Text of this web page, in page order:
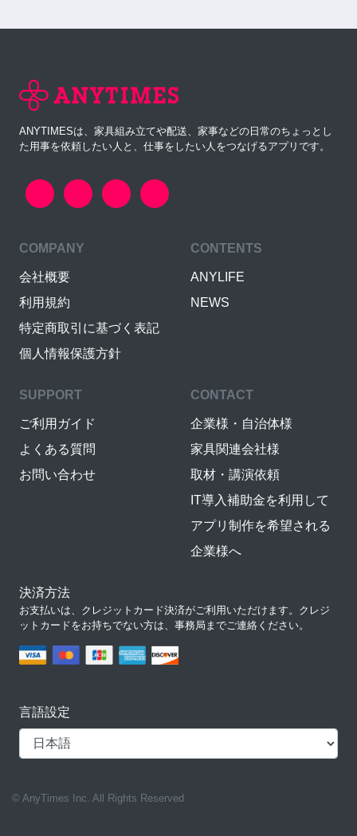
ANYTIMESは、家具組み立てや配送、家事などの日常のちょっとし
た用事を依頼したい人と、仕事をしたい人をつなげるアプリです。
COMPANY
会社概要
利用規約
特定商取引に基づく表記
個人情報保護方針
CONTENTS
ANYLIFE
NEWS
SUPPORT
ご利用ガイド
よくある質問
お問い合わせ
CONTACT
企業様・自治体様
家具関連会社様
取材・講演依頼
IT導入補助金を利用して
アプリ制作を希望される
企業様へ
決済方法
お支払いは、クレジットカード決済がご利用いただけます。クレジ
ットカードをお持ちでない方は、事務局までご連絡ください。
言語設定
© AnyTimes Inc. All Rights Reserved